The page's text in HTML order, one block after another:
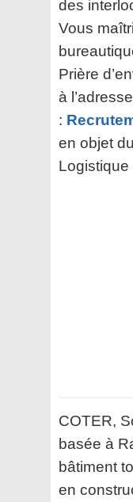
des
Vous
Prière
à
:
en objet
Logistique
COTER,
basée à
bâtiment
en